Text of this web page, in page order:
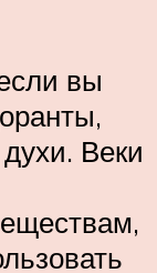
вы
Веки